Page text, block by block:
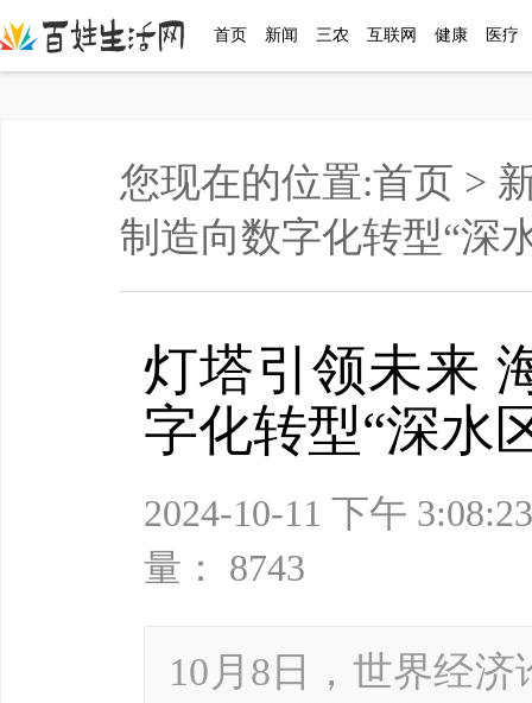
首页 新闻 三农 互联网 健康 医疗
您现在的位置:首页 >
制造向数字化转型“深
灯塔引领未来
字化转型“深水
2024-10-11 下午
量： 8743
10月8日，世界经